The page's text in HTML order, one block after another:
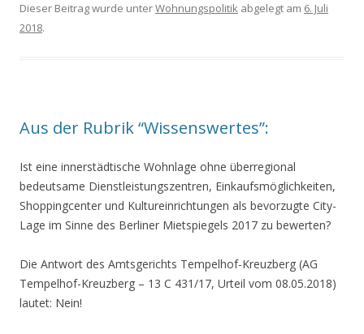
Dieser Beitrag wurde unterWohnungspolitik abgelegt am 6. Juli
2018.
Aus der Rubrik “Wissenswertes”:
Ist eine innerstädtische Wohnlage ohne überregional
bedeutsame Dienstleistungszentren, Einkaufsmöglichkeiten,
Shoppingcenter und Kultureinrichtungen als bevorzugte City-
Lage im Sinne des Berliner Mietspiegels 2017 zu bewerten?
Die Antwort des Amtsgerichts Tempelhof-Kreuzberg (AG
Tempelhof-Kreuzberg – 13 C 431/17, Urteil vom 08.05.2018)
lautet: Nein!